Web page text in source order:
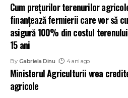
Cum prețurilor terenurilor
finanțează fermierii care vor să
asigură 100% din costul
15 ani
By Gabriela Dinu 4 ani ago
Ministerul Agriculturii vrea
agricole